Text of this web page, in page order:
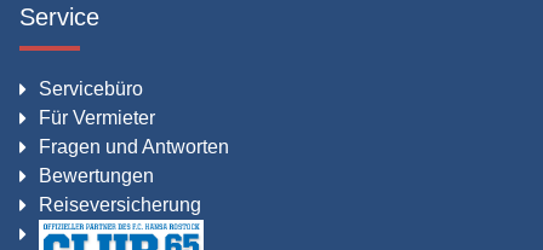
Service
Servicebüro
Für Vermieter
Fragen und Antworten
Bewertungen
Reiseversicherung